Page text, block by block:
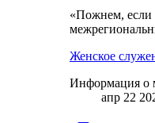
«Пожнем, если
Женское
Информация о
апр 22